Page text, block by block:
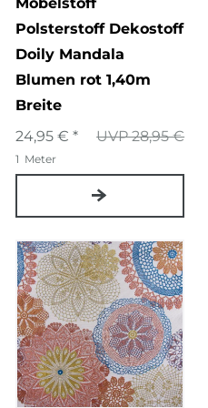
Polsterstoff Dekostoff
Doily Mandala
Blumen rot 1,40m
Breite
UVP 28,95 €
24,95 € *
1 Meter